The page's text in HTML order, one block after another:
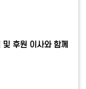
후원 이사와 함께